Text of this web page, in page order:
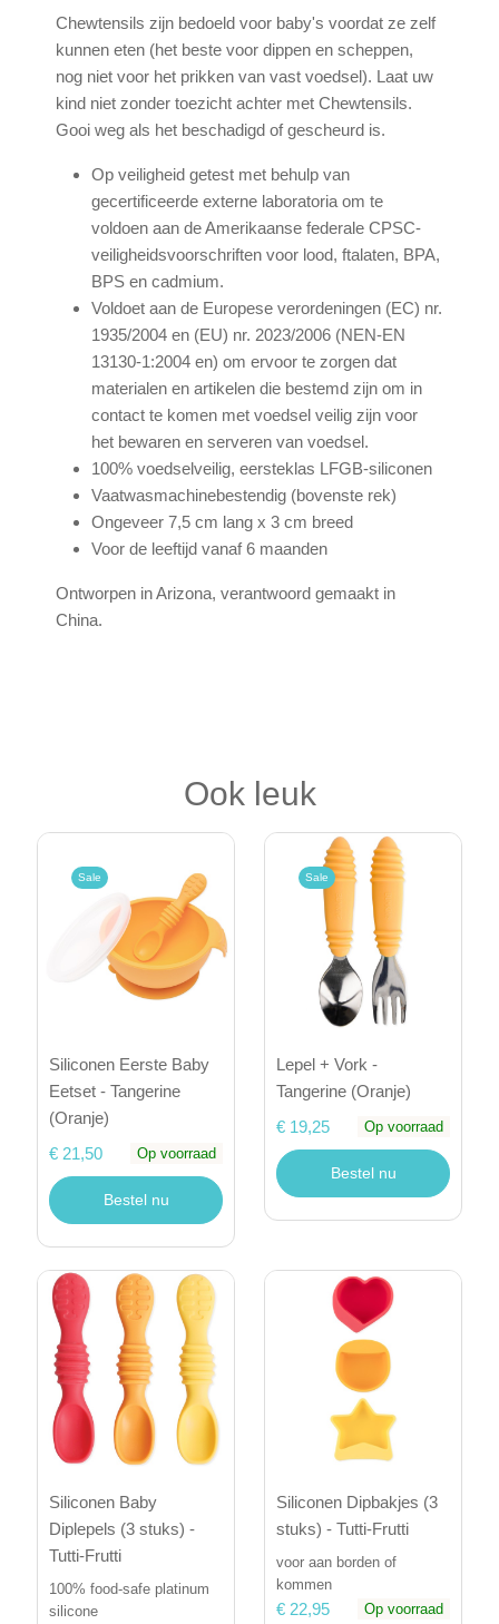
Chewtensils zijn bedoeld voor baby's voordat ze zelf
kunnen eten (het beste voor dippen en scheppen,
nog niet voor het prikken van vast voedsel). Laat uw
kind niet zonder toezicht achter met Chewtensils.
Gooi weg als het beschadigd of gescheurd is.
Op veiligheid getest met behulp van
gecertificeerde externe laboratoria om te
voldoen aan de Amerikaanse federale CPSC-
veiligheidsvoorschriften voor lood, ftalaten, BPA,
BPS en cadmium.
Voldoet aan de Europese verordeningen (EC) nr.
1935/2004 en (EU) nr. 2023/2006 (NEN-EN
13130-1:2004 en) om ervoor te zorgen dat
materialen en artikelen die bestemd zijn om in
contact te komen met voedsel veilig zijn voor
het bewaren en serveren van voedsel.
100% voedselveilig, eersteklas LFGB-siliconen
Vaatwasmachinebestendig (bovenste rek)
Ongeveer 7,5 cm lang x 3 cm breed
Voor de leeftijd vanaf 6 maanden
Ontworpen in Arizona, verantwoord gemaakt in
China.
Ook leuk
Sale
Siliconen Eerste Baby
Eetset - Tangerine
(Oranje)
€ 21,50
Op voorraad
Bestel nu
Sale
Lepel + Vork -
Tangerine (Oranje)
€ 19,25
Op voorraad
Bestel nu
Siliconen Baby
Diplepels (3 stuks) -
Tutti-Frutti
100% food-safe platinum
silicone
Siliconen Dipbakjes (3
stuks) - Tutti-Frutti
voor aan borden of
kommen
€ 22,95 Op voorraad